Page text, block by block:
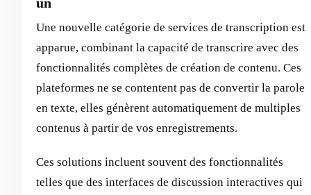
Une nouvelle catégorie de services de transcription est
apparue, combinant la capacité de transcrire avec des
fonctionnalités complètes de création de contenu. Ces
plateformes ne se contentent pas de convertir la parole
en texte, elles génèrent automatiquement de multiples
contenus à partir de vos enregistrements.
Ces solutions incluent souvent des fonctionnalités
telles que des interfaces de discussion interactives qui